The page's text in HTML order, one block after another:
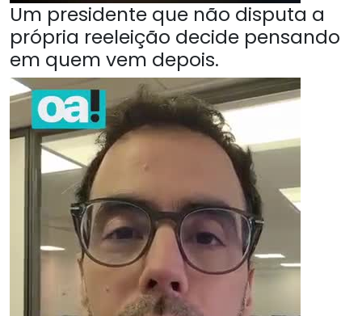
Um presidente que não disputa a
própria reeleição decide pensando
em quem vem depois.